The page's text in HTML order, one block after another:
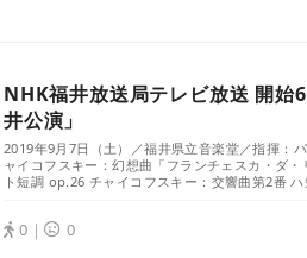
NHK福井放送局テレビ放送 開始
井公演」
2019年9月7日（土）／福井県立音楽堂／指揮：
ャイコフスキー：幻想曲「フランチェスカ・ダ
ト短調 op.26 チャイコフスキー：交響曲第2番
0｜ 0